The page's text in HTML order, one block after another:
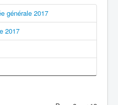
générale 2017
2017